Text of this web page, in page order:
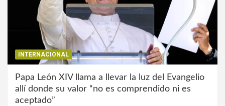
INTERNACIONAL
Papa León XIV llama a llevar la luz del Evangelio
allí donde su valor “no es comprendido ni es
aceptado”